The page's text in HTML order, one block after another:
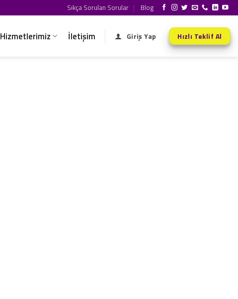
Sıkça Sorulan Sorular Blog
Hizmetlerimiz İletişim Giriş Yap Hızlı Teklif Al